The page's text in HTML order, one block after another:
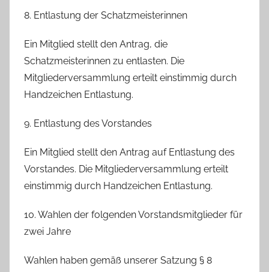
8. Entlastung der Schatzmeisterinnen
Ein Mitglied stellt den Antrag, die
Schatzmeisterinnen zu entlasten. Die
Mitgliederversammlung erteilt einstimmig durch
Handzeichen Entlastung.
9. Entlastung des Vorstandes
Ein Mitglied stellt den Antrag auf Entlastung des
Vorstandes. Die Mitgliederversammlung erteilt
einstimmig durch Handzeichen Entlastung.
10. Wahlen der folgenden Vorstandsmitglieder für
zwei Jahre
Wahlen haben gemäß unserer Satzung § 8